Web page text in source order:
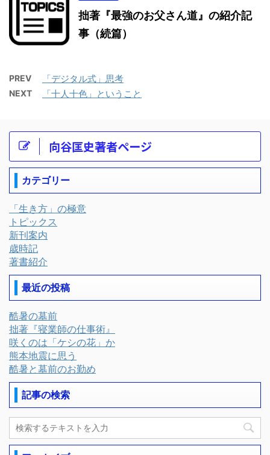
拙著『最強のお父さん道』の紹介記
事（続篇）
PREV 「デジタル式」思考
NEXT 「十人十色」ということ
向谷匡史著者ページ
カテゴリー
「生き方」の極意
トピックス
新刊案内
歳時記
著書紹介
最近の投稿
酷暑の墓前
拙著『寝業師の仕事術』
咲くのは「ケシの花」か
熊本地震に思う
酷暑と墓前のお勤め
記事の検索